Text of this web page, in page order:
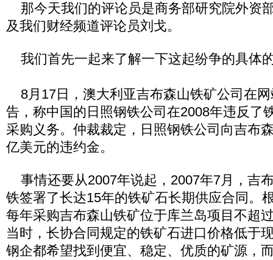
那今天我们的评论员是商务部研究院外资
及我们财经频道评论员刘戈。
我们首先一起来了解一下这起纷争的具体
8月17日，澳大利亚吉布森山铁矿公司在
告，称中国的日照钢铁公司在2008年违反了
采购义务。仲裁裁定，日照钢铁公司向吉布
亿美元的违约金。
事情还要从2007年说起，2007年7月，吉
铁签署了长达15年的铁矿石长期供应合同。
每年采购吉布森山铁矿位于库兰岛项目不超
当时，长协合同规定的铁矿石进口价格低于
钢企都希望找到便宜、稳定、优质的矿源，